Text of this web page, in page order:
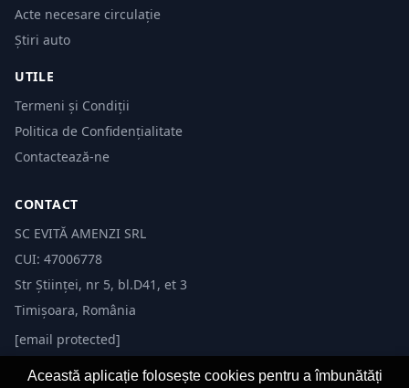
Acte necesare circulație
Știri auto
UTILE
Termeni și Condiții
Politica de Confidențialitate
Contactează-ne
CONTACT
SC EVITĂ AMENZI SRL
CUI: 47006778
Str Științei, nr 5, bl.D41, et 3
Timișoara, România
[email protected]
Această aplicație folosește cookies pentru a îmbunătăți